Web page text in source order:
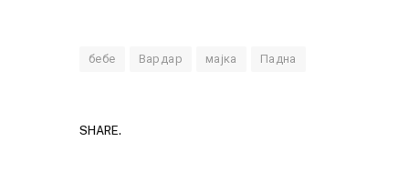
бебе Вардар мајка Падна
SHARE.